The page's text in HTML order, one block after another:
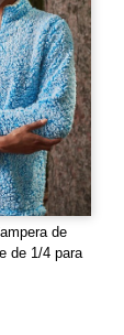
de
de 1/4 para